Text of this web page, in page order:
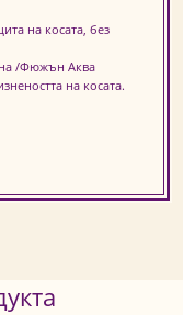
на косата, без
/Фюжън Аква
на косата.